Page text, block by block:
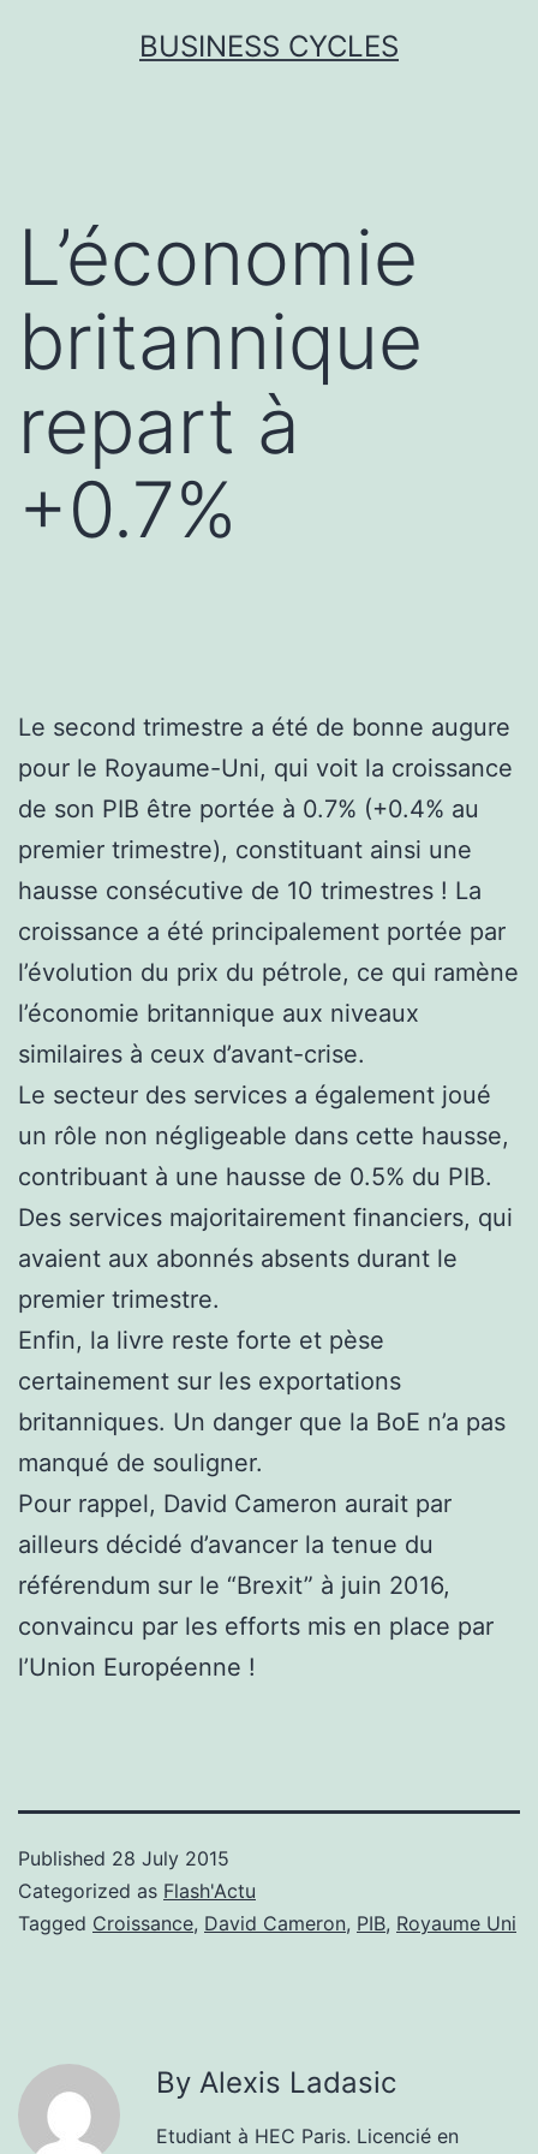
BUSINESS CYCLES
L’économie
britannique
repart à
+0.7%
Le second trimestre a été de bonne augure
pour le Royaume-Uni, qui voit la croissance
de son PIB être portée à 0.7% (+0.4% au
premier trimestre), constituant ainsi une
hausse consécutive de 10 trimestres ! La
croissance a été principalement portée par
l’évolution du prix du pétrole, ce qui ramène
l’économie britannique aux niveaux
similaires à ceux d’avant-crise.
Le secteur des services a également joué
un rôle non négligeable dans cette hausse,
contribuant à une hausse de 0.5% du PIB.
Des services majoritairement financiers, qui
avaient aux abonnés absents durant le
premier trimestre.
Enfin, la livre reste forte et pèse
certainement sur les exportations
britanniques. Un danger que la BoE n’a pas
manqué de souligner.
Pour rappel, David Cameron aurait par
ailleurs décidé d’avancer la tenue du
référendum sur le “Brexit” à juin 2016,
convaincu par les efforts mis en place par
l’Union Européenne !
Published 28 July 2015
Categorized as Flash'Actu
Tagged Croissance, David Cameron, PIB, Royaume Uni
By Alexis Ladasic
Etudiant à HEC Paris. Licencié en